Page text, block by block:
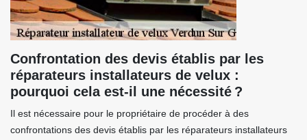
Confrontation des devis établis par les
réparateurs installateurs de velux :
pourquoi cela est-il une nécessité ?
Il est nécessaire pour le propriétaire de procéder à des
confrontations des devis établis par les réparateurs installateurs